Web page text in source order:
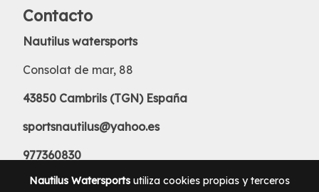
Contacto
Nautilus watersports
Consolat de mar, 88
43850 Cambrils (TGN) España
sportsnautilus@yahoo.es
977360830
Nautilus Watersports utiliza cookies propias y terceros